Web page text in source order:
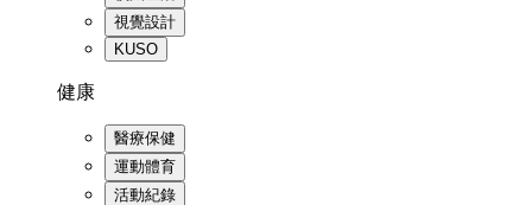
視覺設計
KUSO
健康
醫療保健
運動體育
活動紀錄